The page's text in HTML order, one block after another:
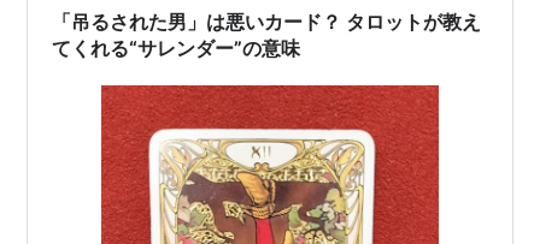
「吊るされた男」は悪いカード？ タロットが教え
てくれる“サレンダー”の意味